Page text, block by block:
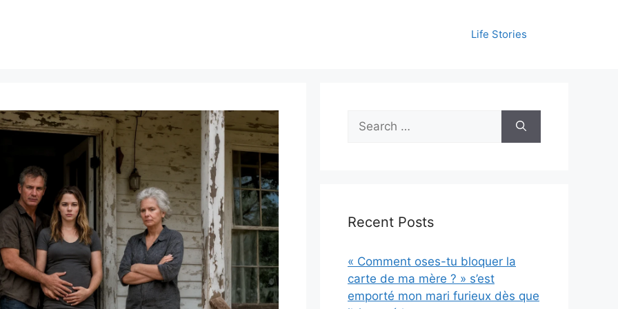
Life Stories
Search
for:
Recent Posts
« Comment oses-tu bloquer la
carte de ma mère ? » s’est
emporté mon mari furieux dès que